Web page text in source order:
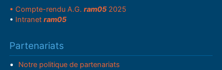
• Compte-rendu A.G.ram05 2025
• Intranetram05
Partenariats
Notre politique de partenariats